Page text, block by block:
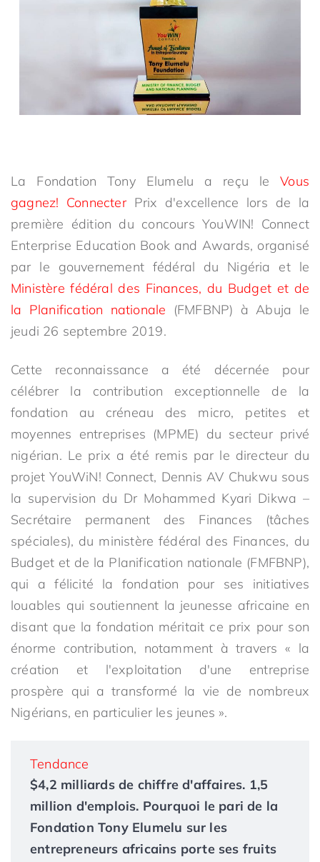
La Fondation Tony Elumelu a reçu leVous
gagnez! ConnecterPrix d'excellence lors de la
première édition du concours YouWIN! Connect
Enterprise Education Book and Awards, organisé
par le gouvernement fédéral du Nigéria et le
Ministère fédéral des Finances, du Budget et de
la Planification nationale
(FMFBNP) à Abuja le
jeudi 26 septembre 2019.
Cette reconnaissance a été décernée pour
célébrer la contribution exceptionnelle de la
fondation au créneau des micro, petites et
moyennes entreprises (MPME) du secteur privé
nigérian. Le prix a été remis par le directeur du
projet YouWiN! Connect, Dennis AV Chukwu sous
la supervision du Dr Mohammed Kyari Dikwa –
Secrétaire permanent des Finances (tâches
spéciales), du ministère fédéral des Finances, du
Budget et de la Planification nationale (FMFBNP),
qui a félicité la fondation pour ses initiatives
louables qui soutiennent la jeunesse africaine en
disant que la fondation méritait ce prix pour son
énorme contribution, notamment à travers « la
création et l'exploitation d'une entreprise
prospère qui a transformé la vie de nombreux
Nigérians, en particulier les jeunes ».
Tendance
$4,2 milliards de chiffre d'affaires. 1,5
million d'emplois. Pourquoi le pari de la
Fondation Tony Elumelu sur les
entrepreneurs africains porte ses fruits